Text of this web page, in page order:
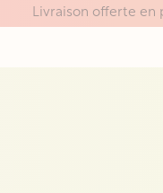
Livraison offerte en